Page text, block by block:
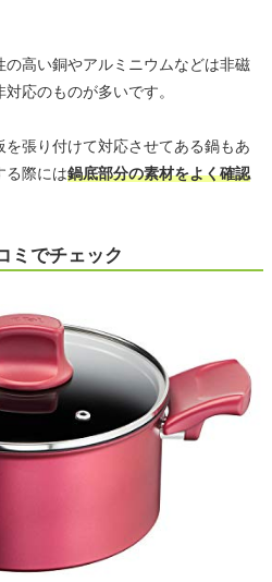
高い銅やアルミニウムなどは非磁
応のものが多いです。
張り付けて対応させてある鍋もあ
る際には鍋底部分の素材をよく確認
ミでチェック